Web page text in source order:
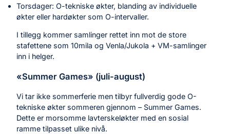
Torsdager: O-tekniske økter, blanding av individuelle
økter eller hardøkter som O-intervaller.
I tillegg kommer samlinger rettet inn mot de store
stafettene som 10mila og Venla/Jukola + VM-samlinger
inn i helger.
«Summer Games» (juli-august)
Vi tar ikke sommerferie men tilbyr fullverdig gode O-
tekniske økter sommeren gjennom – Summer Games.
Dette er morsomme lavterskeløkter med en sosial
ramme tilpasset ulike nivå.